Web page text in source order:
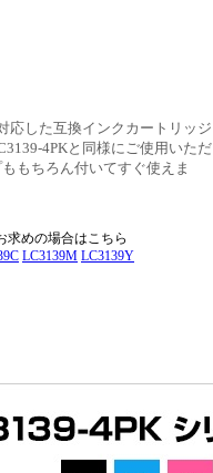
応した互換インクカートリッジ
4PKと同様にご使用いただ
もちろん付いてすぐ使えま
求めの場合はこちら
LC3139M LC3139Y